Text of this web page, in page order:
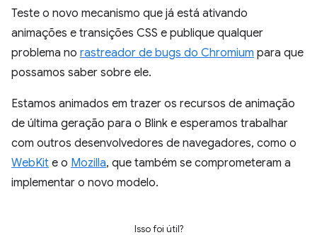
Teste o novo mecanismo que já está ativando
animações e transições CSS e publique qualquer
problema no rastreador de bugs do Chromium para que
possamos saber sobre ele.
Estamos animados em trazer os recursos de animação
de última geração para o Blink e esperamos trabalhar
com outros desenvolvedores de navegadores, como o
WebKit e o Mozilla, que também se comprometeram a
implementar o novo modelo.
Isso foi útil?